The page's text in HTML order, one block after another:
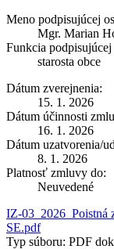
Meno podpisujúcej
Mgr. Marian
Funkcia podpisujúcej
starosta obce
Dátum zverejnenia:
15. 1. 2026
Dátum účinnosti
16. 1. 2026
Dátum uzatvorenia/
8. 1. 2026
Platnosť zmluvy do:
Neuvedené
IZ-03_2026_Poistná
SE.pdf
Typ súboru: PDF